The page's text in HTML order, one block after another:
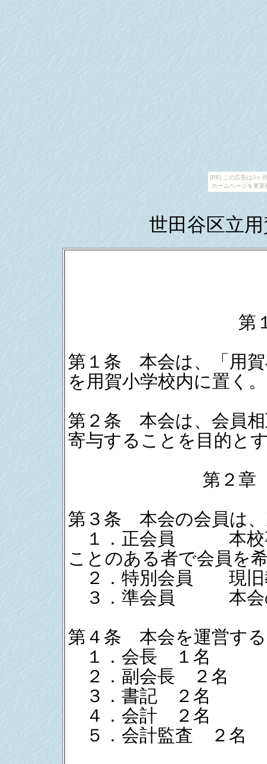
[PR] この広告は3ヶ
ホームページを更
世田谷区立
第
第１条 本会は、「用賀
を用賀小学校内に置く。
第２条 本会は、会員
寄与することを目的と
第２章
第３条 本会の会員は
１．正会員 本校卒
ことのある者で会員を
２．特別会員 現旧
３．準会員 本会の
第４条 本会を運営す
１．会長 １名
２．副会長 ２名
３．書記 ２名
４．会計 ２名
５．会計監査 ２名